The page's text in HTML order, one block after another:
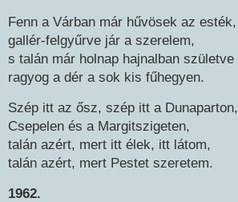
Fenn a Várban már hűvösek az esték,
gallér-felgyűrve jár a szerelem,
s talán már holnap hajnalban születve
ragyog a dér a sok kis fűhegyen.
Szép itt az ősz, szép itt a Dunaparton,
Csepelen és a Margitszigeten,
talán azért, mert itt élek, itt látom,
talán azért, mert Pestet szeretem.
1962.